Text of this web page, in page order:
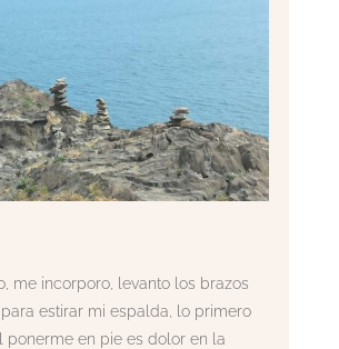
me incorporo, levanto los brazos
estirar mi espalda, lo primero
ponerme en pie es dolor en la